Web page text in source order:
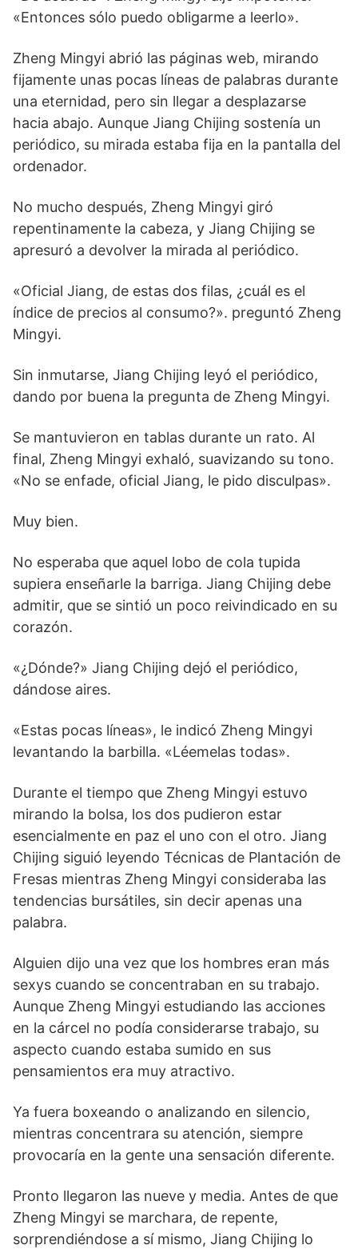
«Entonces sólo puedo obligarme a leerlo».
Zheng Mingyi abrió las páginas web, mirando
fijamente unas pocas líneas de palabras durante
una eternidad, pero sin llegar a desplazarse
hacia abajo. Aunque Jiang Chijing sostenía un
periódico, su mirada estaba fija en la pantalla del
ordenador.
No mucho después, Zheng Mingyi giró
repentinamente la cabeza, y Jiang Chijing se
apresuró a devolver la mirada al periódico.
«Oficial Jiang, de estas dos filas, ¿cuál es el
índice de precios al consumo?». preguntó Zheng
Mingyi.
Sin inmutarse, Jiang Chijing leyó el periódico,
dando por buena la pregunta de Zheng Mingyi.
Se mantuvieron en tablas durante un rato. Al
final, Zheng Mingyi exhaló, suavizando su tono.
«No se enfade, oficial Jiang, le pido disculpas».
Muy bien.
No esperaba que aquel lobo de cola tupida
supiera enseñarle la barriga. Jiang Chijing debe
admitir, que se sintió un poco reivindicado en su
corazón.
«¿Dónde?» Jiang Chijing dejó el periódico,
dándose aires.
«Estas pocas líneas», le indicó Zheng Mingyi
levantando la barbilla. «Léemelas todas».
Durante el tiempo que Zheng Mingyi estuvo
mirando la bolsa, los dos pudieron estar
esencialmente en paz el uno con el otro. Jiang
Chijing siguió leyendo Técnicas de Plantación de
Fresas mientras Zheng Mingyi consideraba las
tendencias bursátiles, sin decir apenas una
palabra.
Alguien dijo una vez que los hombres eran más
sexys cuando se concentraban en su trabajo.
Aunque Zheng Mingyi estudiando las acciones
en la cárcel no podía considerarse trabajo, su
aspecto cuando estaba sumido en sus
pensamientos era muy atractivo.
Ya fuera boxeando o analizando en silencio,
mientras concentrara su atención, siempre
provocaría en la gente una sensación diferente.
Pronto llegaron las nueve y media. Antes de que
Zheng Mingyi se marchara, de repente,
sorprendiéndose a sí mismo, Jiang Chijing lo